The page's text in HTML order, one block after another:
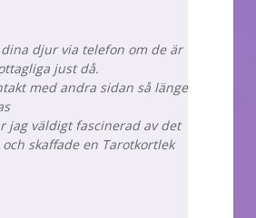
djur via telefon om de är
just då.
med andra sidan så länge
jag väldigt fascinerad av det
skaffade en Tarotkortlek